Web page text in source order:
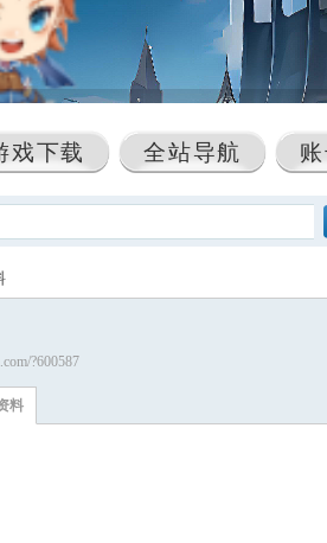
戏下载 全站导航
?600587
料